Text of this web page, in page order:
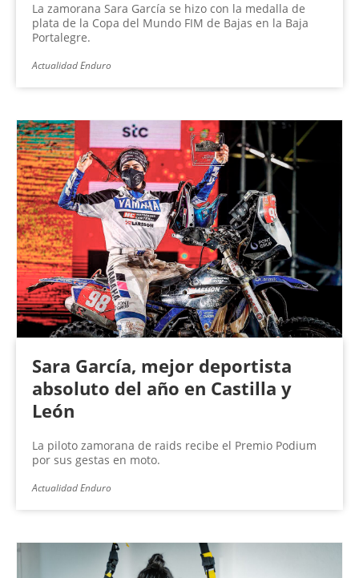
La zamorana Sara García se hizo con la medalla de
plata de la Copa del Mundo FIM de Bajas en la Baja
Portalegre.
Actualidad Enduro
Sara García, mejor deportista
absoluto del año en Castilla y
León
La piloto zamorana de raids recibe el Premio Podium
por sus gestas en moto.
Actualidad Enduro